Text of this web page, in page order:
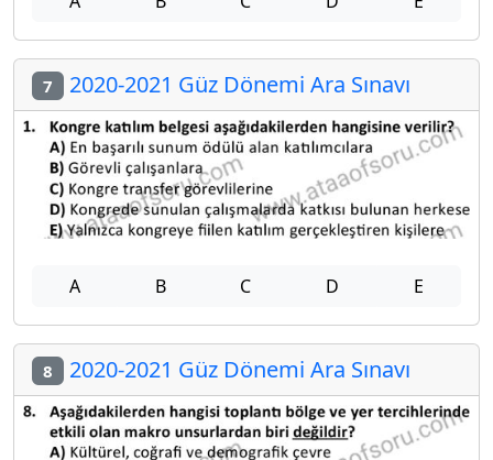
7 2020-2021 Güz Dönemi Ara Sınavı
A B C D E
8 2020-2021 Güz Dönemi Ara Sınavı